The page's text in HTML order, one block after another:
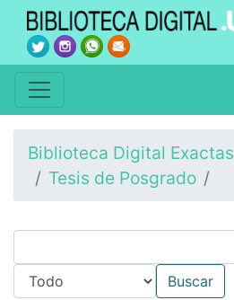
Biblioteca Digital Exactas
Tesis de Posgrado